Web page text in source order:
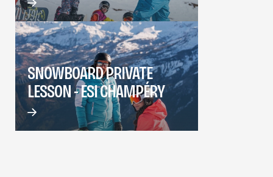
SNOWBOARD PRIVATE
LESSON - ESI CHAMPÉRY